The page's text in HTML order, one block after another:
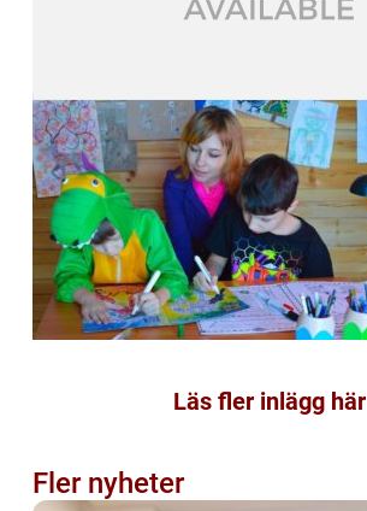
Läs fler inlägg här
Fler nyheter